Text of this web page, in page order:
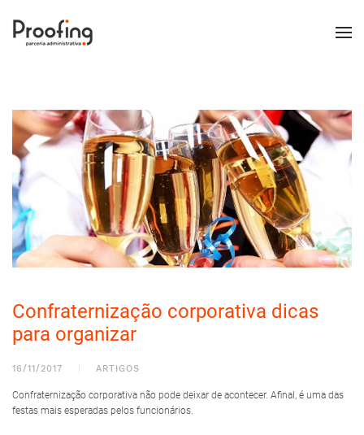
Confraternização corporativa dicas
para organizar
16/11/2017 ARTIGOS
Confraternização corporativa não pode deixar de acontecer. Afinal, é uma das
festas mais esperadas pelos funcionários.